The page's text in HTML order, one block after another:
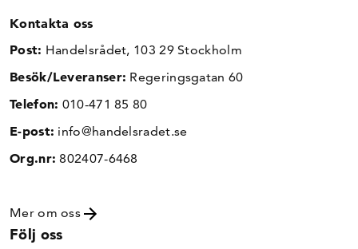
Kontakta oss
Post: Handelsrådet, 103 29 Stockholm
Besök/Leveranser: Regeringsgatan 60
Telefon: 010-471 85 80
E-post: info@handelsradet.se
Org.nr: 802407-6468
Mer om oss
Följ oss